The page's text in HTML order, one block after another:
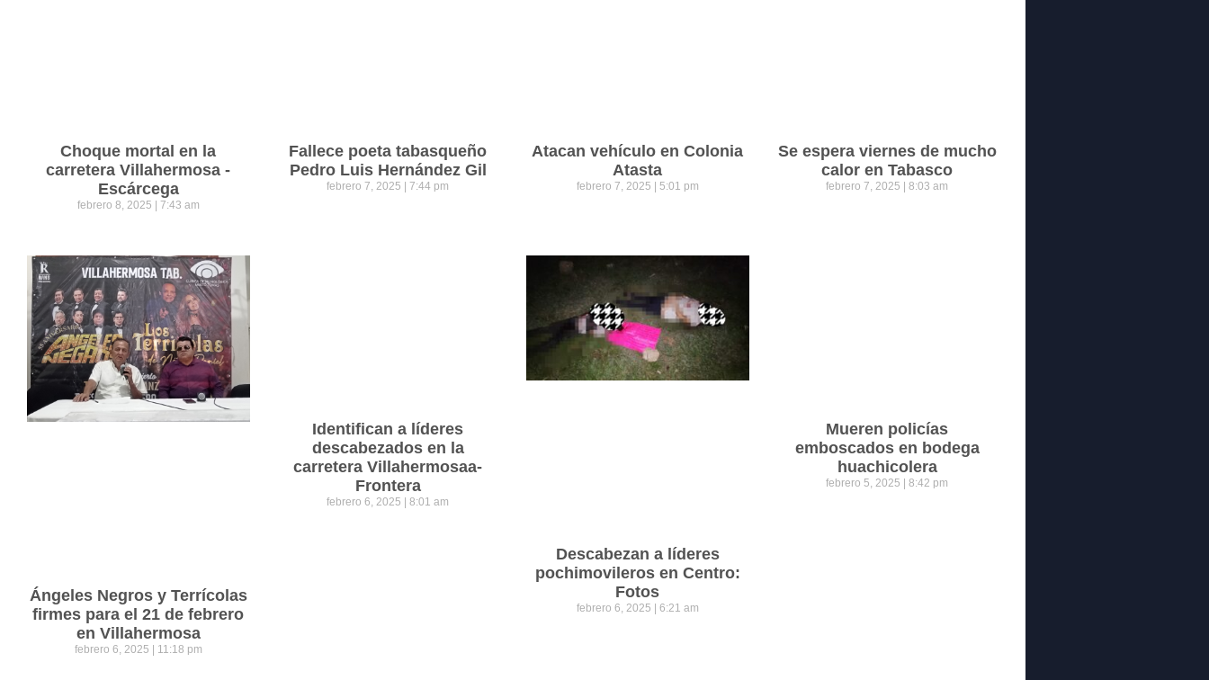
Choque mortal en la
carretera Villahermosa -
Escárcega
febrero 8, 2025 7:43 am
Fallece poeta tabasqueño
Pedro Luis Hernández Gil
febrero 7, 2025 7:44 pm
Atacan vehículo en Colonia
Atasta
febrero 7, 2025 5:01 pm
Se espera viernes de mucho
calor en Tabasco
febrero 7, 2025 8:03 am
Ángeles Negros y Terrícolas
firmes para el 21 de febrero
en Villahermosa
febrero 6, 2025 11:18 pm
Identifican a líderes
descabezados en la
carretera Villahermosaa-
Frontera
febrero 6, 2025 8:01 am
Descabezan a líderes
pochimovileros en Centro:
Fotos
febrero 6, 2025 6:21 am
Mueren policías
emboscados en bodega
huachicolera
febrero 5, 2025 8:42 pm